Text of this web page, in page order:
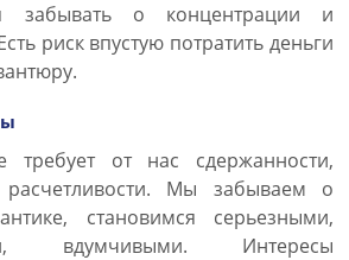
забывать о концентрации и
риск впустую потратить деньги
требует от нас сдержанности,
расчетливости. Мы забываем о
становимся серьезными,
вдумчивыми. Интересы